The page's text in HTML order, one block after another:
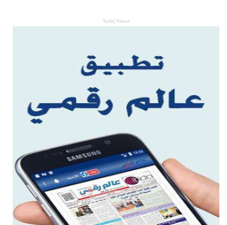
مساحة إعلانية